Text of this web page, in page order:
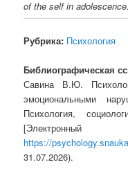
of the self in adolescence.
Рубрика: Психология
Библиографическая
Савина В.Ю.
эмоциональными
Психология,
https://
31.07.2026).